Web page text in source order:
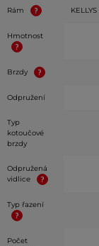
Rám
Hmotnost
Brzdy
Odpružení
Typ
kotoučové
brzdy
Odpružená
vidlice
Typ řazení
Počet